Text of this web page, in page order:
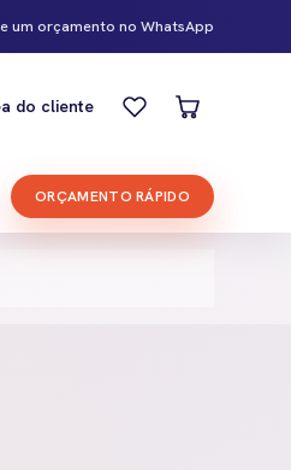
um orçamento no WhatsApp
do cliente
ORÇAMENTO RÁPIDO